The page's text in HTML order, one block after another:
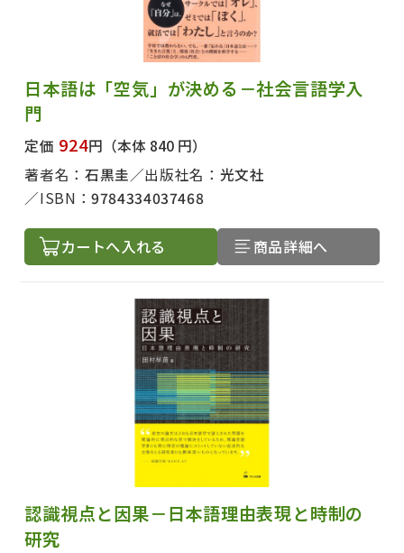
日本語は「空気」が決める－社会言語学入
門
定価 924円 （本体 840 円）
著者名： 石黒圭 出版社名： 光文社
ISBN：9784334037468
カートへ入れる 商品詳細へ
認識視点と因果－日本語理由表現と時制の
研究